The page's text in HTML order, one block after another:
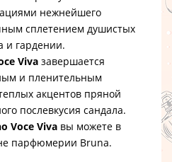
нежнейшего
сплетением душистых
и гардении.
Viva завершается
и пленительным
акцентов пряной
послевкусия сандала.
Voce Viva вы можете в
парфюмерии Bruna.